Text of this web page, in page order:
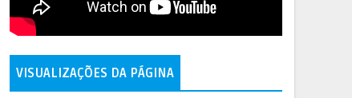
VISUALIZAÇÕES DA PÁGINA